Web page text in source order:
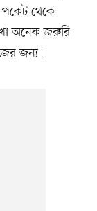
থেকে
অনেক জরুরি।
জন্য।